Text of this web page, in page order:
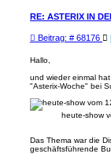
RE: ASTERIX IN
Beitrag: # 68176B
r
a
g
Hallo,
und wieder einmal
"Asterix-Woche" bei
heute-show
Das Thema war die
geschäftsführende